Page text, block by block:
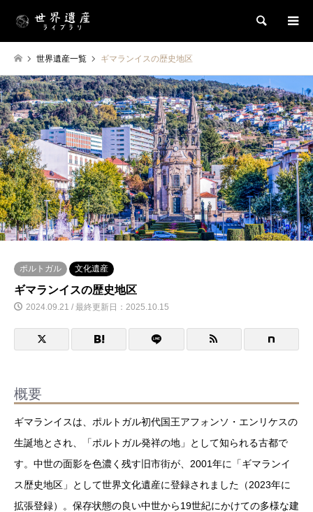
検索
世界遺産一覧 ギマランイスの歴史地区
ポルトガル 文化遺産
ギマランイスの歴史地区
2024.09.21 / 最終更新日：2025.10.15
概要
ギマランイスは、ポルトガル初代国王アフォンソ・エンリケスの
生誕地とされ、「ポルトガル発祥の地」として知られる古都で
す。中世の面影を色濃く残す旧市街が、2001年に「ギマランイ
ス歴史地区」として世界文化遺産に登録されました（2023年に
拡張登録）。保存状態の良い中世から19世紀にかけての多様な建